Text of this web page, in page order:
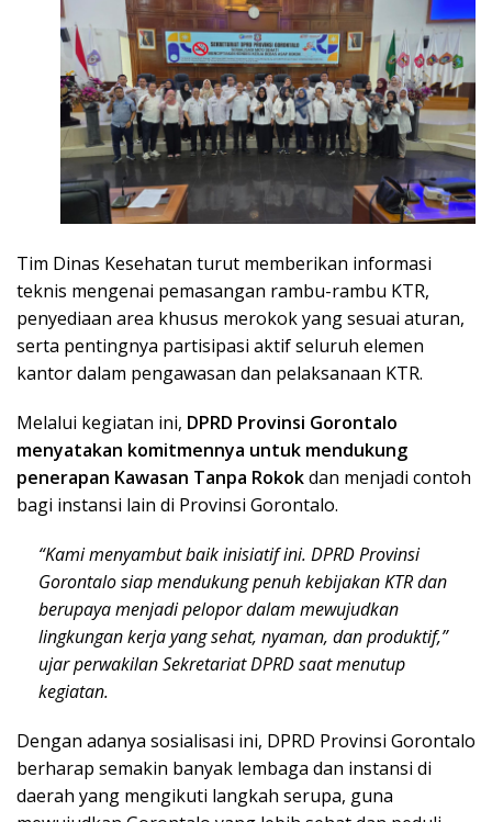
Tim Dinas Kesehatan turut memberikan informasi
teknis mengenai pemasangan rambu-rambu KTR,
penyediaan area khusus merokok yang sesuai aturan,
serta pentingnya partisipasi aktif seluruh elemen
kantor dalam pengawasan dan pelaksanaan KTR.
Melalui kegiatan ini, DPRD Provinsi Gorontalo
menyatakan komitmennya untuk mendukung
penerapan Kawasan Tanpa Rokokdan menjadi contoh
bagi instansi lain di Provinsi Gorontalo.
“Kami menyambut baik inisiatif ini. DPRD Provinsi
Gorontalo siap mendukung penuh kebijakan KTR dan
berupaya menjadi pelopor dalam mewujudkan
lingkungan kerja yang sehat, nyaman, dan produktif,”
ujar perwakilan Sekretariat DPRD saat menutup
kegiatan.
Dengan adanya sosialisasi ini, DPRD Provinsi Gorontalo
berharap semakin banyak lembaga dan instansi di
daerah yang mengikuti langkah serupa, guna